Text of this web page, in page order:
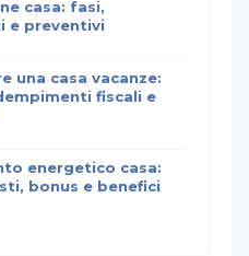
casa: fasi,
e preventivi
una casa vacanze:
fiscali e
energetico casa:
bonus e benefici